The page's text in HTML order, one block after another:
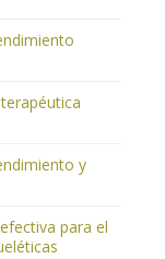
y
para el